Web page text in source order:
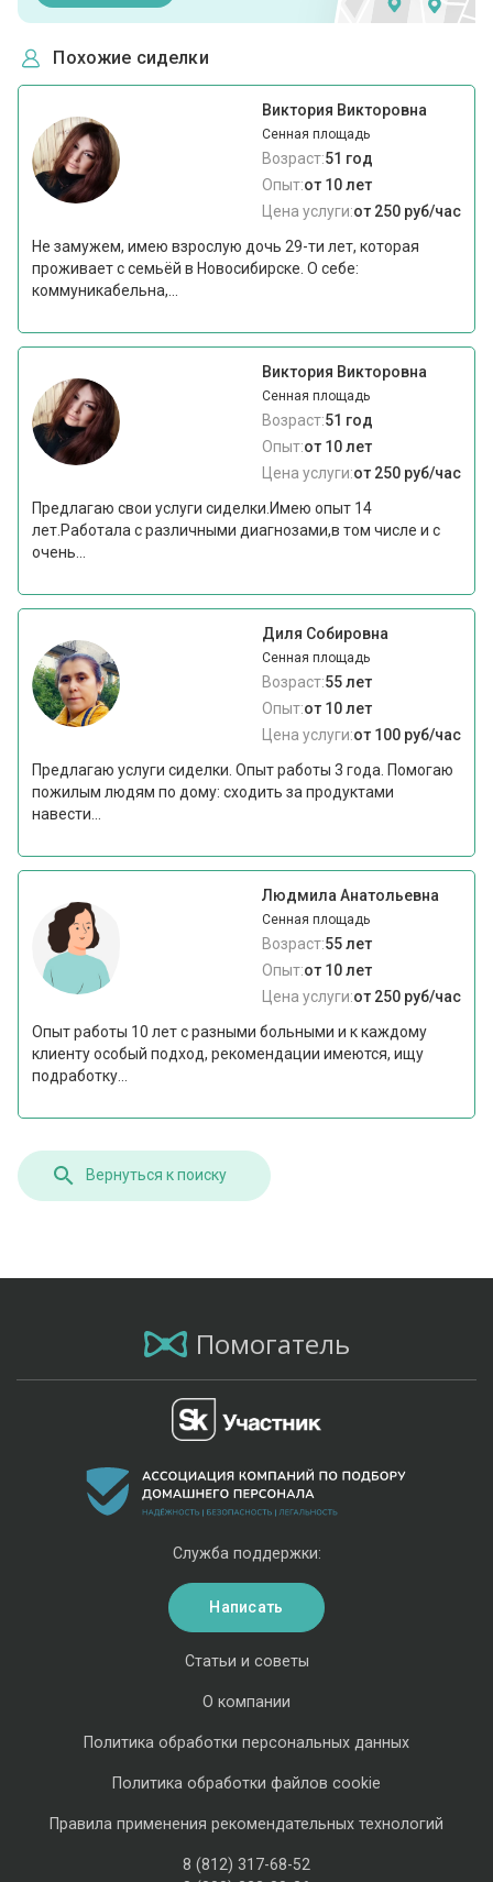
Похожие сиделки
Виктория Викторовна
Сенная площадь
Возраст:51 год
Опыт:от 10 лет
Цена услуги:от 250 руб/час
Не замужем, имею взрослую дочь 29-ти лет, которая
проживает с семьёй в Новосибирске. О себе:
коммуникабельна,...
Виктория Викторовна
Сенная площадь
Возраст:51 год
Опыт:от 10 лет
Цена услуги:от 250 руб/час
Предлагаю свои услуги сиделки.Имею опыт 14
лет.Работала с различными диагнозами,в том числе и с
очень...
Диля Собировна
Сенная площадь
Возраст:55 лет
Опыт:от 10 лет
Цена услуги:от 100 руб/час
Предлагаю услуги сиделки. Опыт работы 3 года. Помогаю
пожилым людям по дому: сходить за продуктами
навести...
Людмила Анатольевна
Сенная площадь
Возраст:55 лет
Опыт:от 10 лет
Цена услуги:от 250 руб/час
Опыт работы 10 лет с разными больными и к каждому
клиенту особый подход, рекомендации имеются, ищу
подработку...
Вернуться к поиску
Помогатель
Статьи и советы
О компании
Политика обработки персональных данных
Политика обработки файлов cookie
Правила применения рекомендательных технологий
8 (812) 317-68-52
Служба поддержки:
Написать